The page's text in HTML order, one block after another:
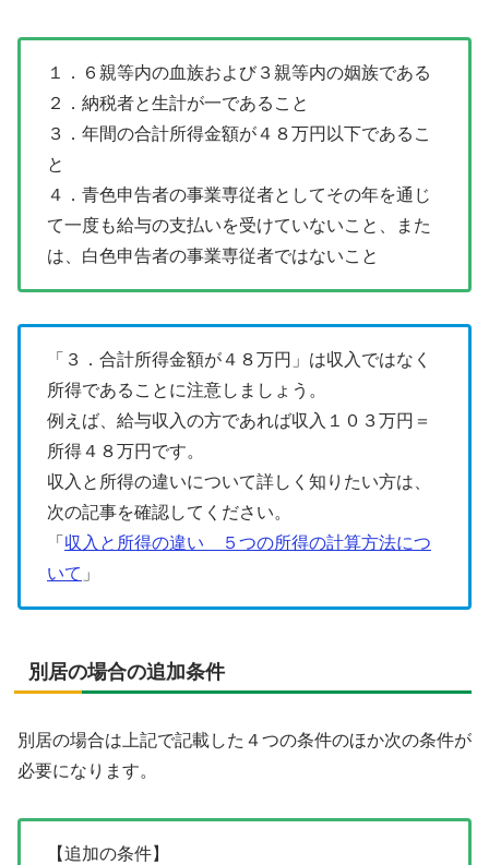
１．６親等内の血族および３親等内の姻族である
２．納税者と生計が一であること
３．年間の合計所得金額が４８万円以下であるこ
と
４．青色申告者の事業専従者としてその年を通じ
て一度も給与の支払いを受けていないこと、また
は、白色申告者の事業専従者ではないこと
「３．合計所得金額が４８万円」は収入ではなく
所得であることに注意しましょう。
例えば、給与収入の方であれば収入１０３万円＝
所得４８万円です。
収入と所得の違いについて詳しく知りたい方は、
次の記事を確認してください。
「 収入と所得の違い ５つの所得の計算方法につ
いて 」
別居の場合の追加条件
別居の場合は上記で記載した４つの条件のほか次の条件が
必要になります。
【追加の条件】